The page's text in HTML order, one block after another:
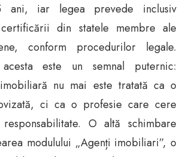
ani, iar legea prevede inclusiv
certificării din statele membre ale
conform procedurilor legale.
este un semnal puternic:
nu mai este tratată ca o
ci ca o profesie care cere
O altă schimbare
modulului „Agenți imobiliari”, o